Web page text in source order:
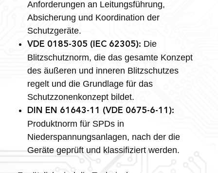
Anforderungen an Leitungsführung,
Absicherung und Koordination der
Schutzgeräte.
VDE 0185-305 (IEC 62305): Die
Blitzschutznorm, die das gesamte Konzept
des äußeren und inneren Blitzschutzes
regelt und die Grundlage für das
Schutzzonenkonzept bildet.
DIN EN 61643-11 (VDE 0675-6-11):
Produktnorm für SPDs in
Niederspannungsanlagen, nach der die
Geräte geprüft und klassifiziert werden.